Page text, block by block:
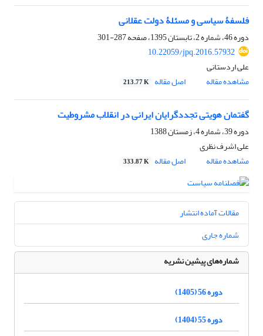
فلسفۀ سیاسی و مسئلۀ دولت عقلانی
دوره 46، شماره 2، تابستان 1395، صفحه
287-301
10.22059/jpq.2016.57932
علی اردستانی
مشاهده مقاله
اصل مقاله 213.77 K
گفتمان هویتی تجددگرایان ایرانی در انقلاب مشروطیت
دوره 39، شماره 4، زمستان 1388
علی اشرف نظری
مشاهده مقاله
اصل مقاله 333.87 K
مقالات آماده انتشار
شماره جاری
شماره‌های پیشین نشریه
دوره 56 (1405)
دوره 55 (1404)